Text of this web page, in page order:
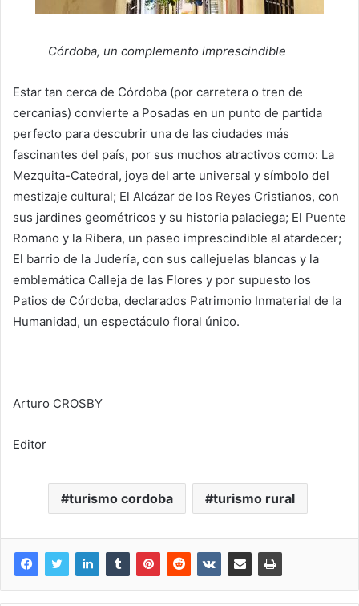
Córdoba, un complemento imprescindible
Estar tan cerca de Córdoba (por carretera o tren de
cercanias) convierte a Posadas en un punto de partida
perfecto para descubrir una de las ciudades más
fascinantes del país, por sus muchos atractivos como: La
Mezquita-Catedral, joya del arte universal y símbolo del
mestizaje cultural; El Alcázar de los Reyes Cristianos, con
sus jardines geométricos y su historia palaciega; El Puente
Romano y la Ribera, un paseo imprescindible al atardecer;
El barrio de la Judería, con sus callejuelas blancas y la
emblemática Calleja de las Flores y por supuesto los
Patios de Córdoba, declarados Patrimonio Inmaterial de la
Humanidad, un espectáculo floral único.
Arturo CROSBY
Editor
turismo cordoba turismo rural